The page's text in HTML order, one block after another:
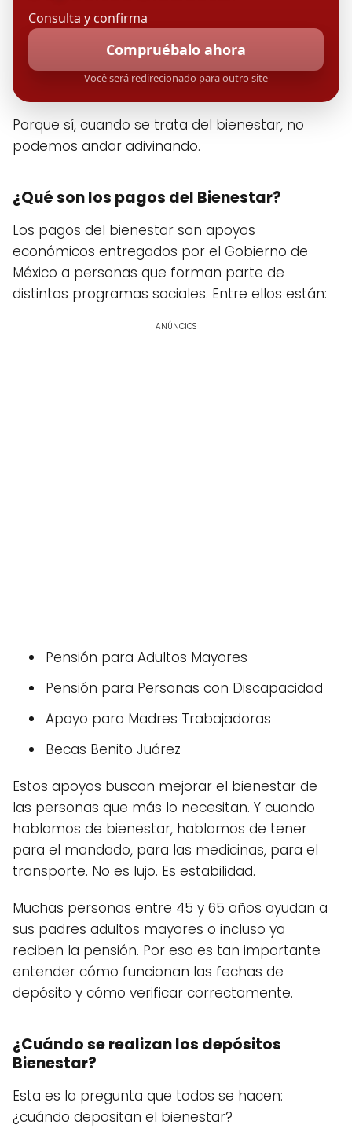
Consulta y confirma
Compruébalo ahora
Você será redirecionado para outro site
Porque sí, cuando se trata del bienestar, no
podemos andar adivinando.
¿Qué son los pagos del Bienestar?
Los pagos del bienestar son apoyos
económicos entregados por el Gobierno de
México a personas que forman parte de
distintos programas sociales. Entre ellos están:
ANÚNCIOS
Pensión para Adultos Mayores
Pensión para Personas con Discapacidad
Apoyo para Madres Trabajadoras
Becas Benito Juárez
Estos apoyos buscan mejorar el bienestar de
las personas que más lo necesitan. Y cuando
hablamos de bienestar, hablamos de tener
para el mandado, para las medicinas, para el
transporte. No es lujo. Es estabilidad.
Muchas personas entre 45 y 65 años ayudan a
sus padres adultos mayores o incluso ya
reciben la pensión. Por eso es tan importante
entender cómo funcionan las fechas de
depósito y cómo verificar correctamente.
¿Cuándo se realizan los depósitos
Bienestar?
Esta es la pregunta que todos se hacen:
¿cuándo depositan el bienestar?